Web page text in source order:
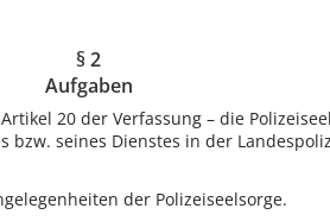
§ 2
Aufgaben
20 der Verfassung – die
seines Dienstes in der
der Polizeiseelsorge.